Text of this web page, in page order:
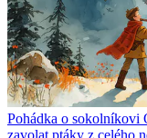
Pohádka o sokolníkovi
zavolat ptáky z celého